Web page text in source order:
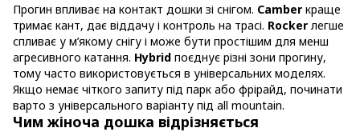
Прогин впливає на контакт дошки зі снігом. Camber краще
тримає кант, дає віддачу і контроль на трасі. Rocker легше
спливає у м’якому снігу і може бути простішим для менш
агресивного катання. Hybrid поєднує різні зони прогину,
тому часто використовується в універсальних моделях.
Якщо немає чіткого запиту під парк або фрірайд, починати
варто з універсального варіанту під all mountain.
Чим жіноча дошка відрізняється